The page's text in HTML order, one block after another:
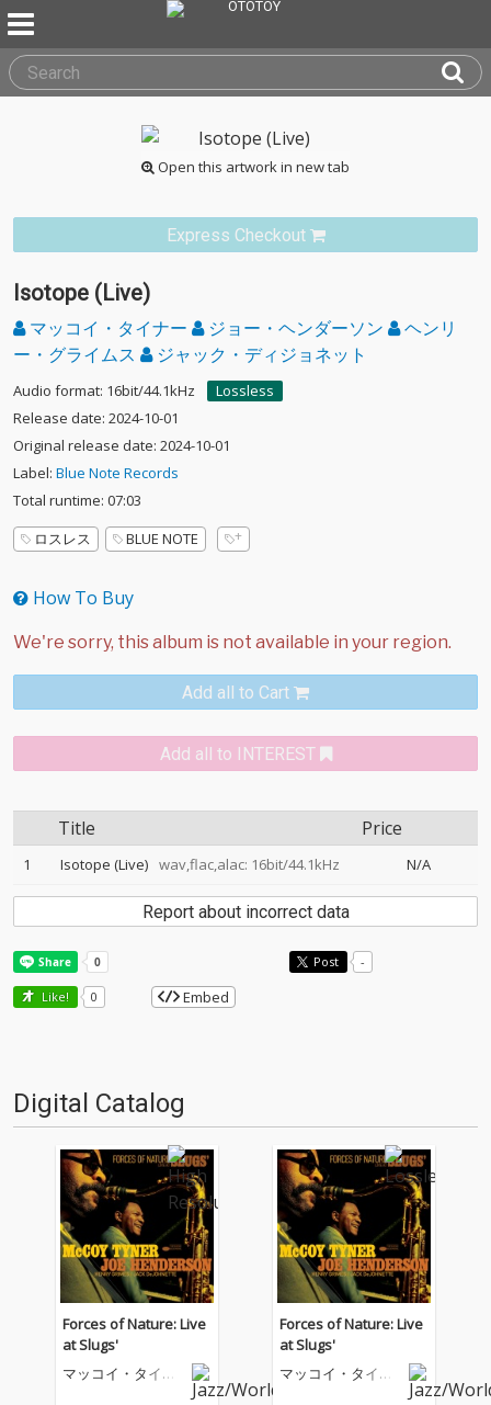
Open this artwork in new tab
Express Checkout
Isotope (Live)
マッコイ・タイナー ジョー・ヘンダーソン
ヘンリ
ー・グライムス
ジャック・ディジョネット
Audio format: 16bit/44.1kHz
Lossless
Release date: 2024-10-01
Original release date: 2024-10-01
Label: Blue Note Records
Total runtime: 07:03
ロスレス
BLUE NOTE
How To Buy
Add all to Cart
Add all to INTEREST
Title Price
1 Isotope (Live) wav,flac,alac: 16bit/44.1kHz N/A
Report about incorrect data
Post -
Like! 0 Embed
Digital Catalog
Forces of Nature: Live
at Slugs'
マッコイ・タイナ
Forces of Nature: Live
at Slugs'
マッコイ・タイナ